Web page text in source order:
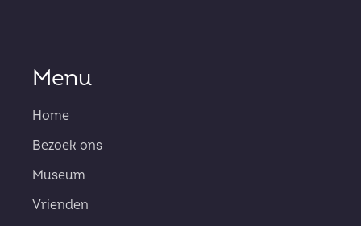
Menu
Home
Bezoek ons
Museum
Vrienden